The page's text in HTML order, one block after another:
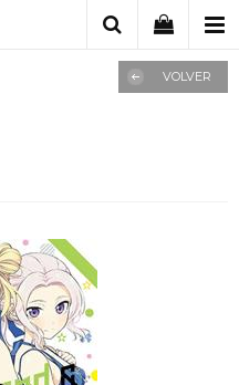
VOLVER